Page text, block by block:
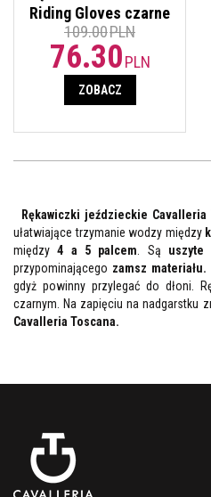
Riding Gloves czarne
109.00PLN
76.30PLN
ZOBACZ
Rękawiczki jeździeckie
ułatwiające trzymanie wodzy między
między4 a 5 palcem. Są uszyte
przypominającego zamsz materiału.
gdyż powinny przylegać do dłoni.
czarnym. Na zapięciu na nadgarstku
Cavalleria Toscana.